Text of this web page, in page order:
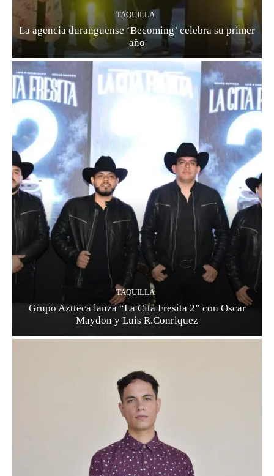
TAQUILLA
La agencia duranguense ‘Becoming’ celebra su primer
año
TAQUILLA
Grupo Aztteca lanza “La Cita Fresita 2” con Oscar
Maydon y Luis R.Conriquez